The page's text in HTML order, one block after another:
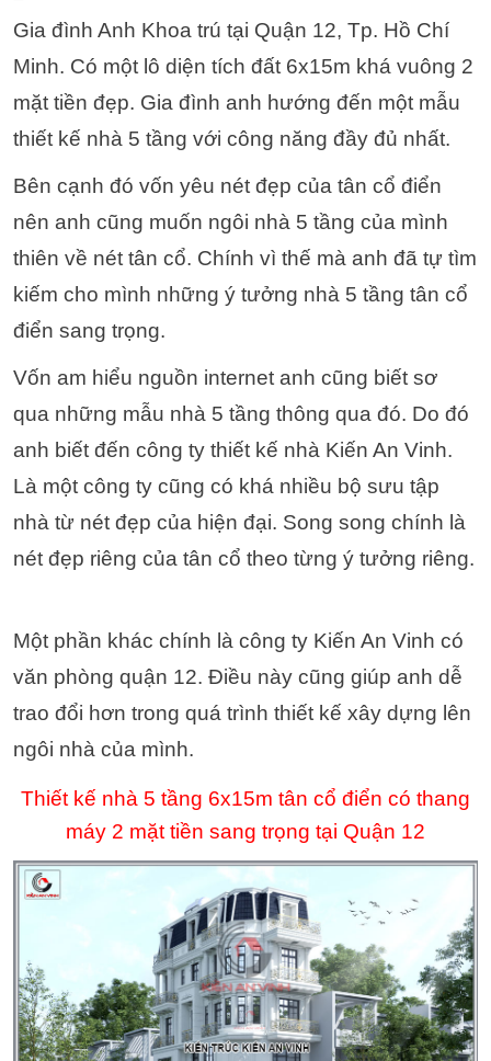
Gia đình Anh Khoa trú tại Quận 12, Tp. Hồ Chí
Minh. Có một lô diện tích đất 6x15m khá vuông 2
mặt tiền đẹp. Gia đình anh hướng đến một mẫu
thiết kế nhà 5 tầng với công năng đầy đủ nhất.
Bên cạnh đó vốn yêu nét đẹp của tân cổ điển
nên anh cũng muốn ngôi nhà 5 tầng của mình
thiên về nét tân cổ. Chính vì thế mà anh đã tự tìm
kiếm cho mình những ý tưởng nhà 5 tầng tân cổ
điển sang trọng.
Vốn am hiểu nguồn internet anh cũng biết sơ
qua những mẫu nhà 5 tầng thông qua đó. Do đó
anh biết đến công ty thiết kế nhà Kiến An Vinh.
Là một công ty cũng có khá nhiều bộ sưu tập
nhà từ nét đẹp của hiện đại. Song song chính là
nét đẹp riêng của tân cổ theo từng ý tưởng riêng.
Một phần khác chính là công ty Kiến An Vinh có
văn phòng quận 12. Điều này cũng giúp anh dễ
trao đổi hơn trong quá trình thiết kế xây dựng lên
ngôi nhà của mình.
Thiết kế nhà 5 tầng 6x15m tân cổ điển có thang
máy 2 mặt tiền sang trọng tại Quận 12